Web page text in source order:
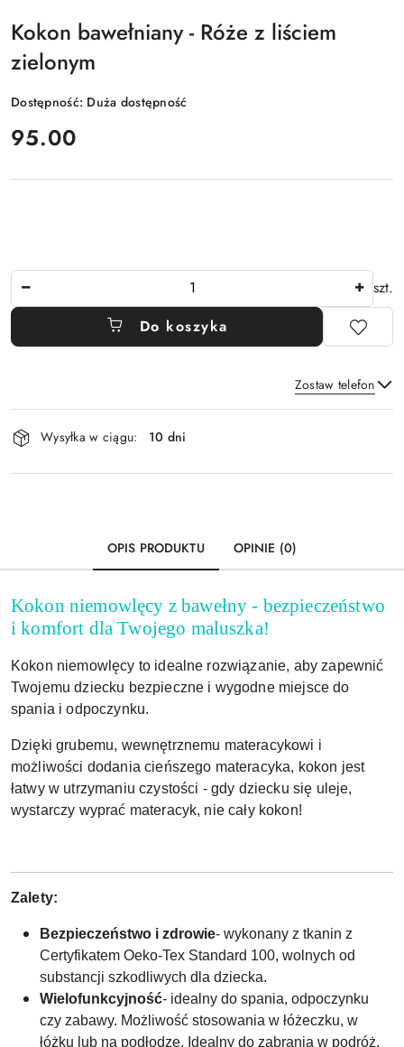
Kokon bawełniany - Róże z liściem
zielonym
Dostępność: Duża dostępność
cena:
95.00
szt.
Do koszyka
Zostaw telefon
Dostępność
i
dostawa
Wysyłka w ciągu: 10 dni
OPIS PRODUKTU OPINIE (0)
Kokon niemowlęcy z bawełny - bezpieczeństwo
i komfort dla Twojego maluszka!
Kokon niemowlęcy to idealne rozwiązanie, aby zapewnić
Twojemu dziecku bezpieczne i wygodne miejsce do
spania i odpoczynku.
Dzięki grubemu, wewnętrznemu materacykowi i
możliwości dodania cieńszego materacyka, kokon jest
łatwy w utrzymaniu czystości - gdy dziecku się uleje,
wystarczy wyprać materacyk, nie cały kokon!
Zalety:
Bezpieczeństwo i zdrowie- wykonany z tkanin z
Certyfikatem Oeko-Tex Standard 100, wolnych od
substancji szkodliwych dla dziecka.
Wielofunkcyjność- idealny do spania, odpoczynku
czy zabawy. Możliwość stosowania w łóżeczku, w
łóżku lub na podłodze. Idealny do zabrania w podróż,